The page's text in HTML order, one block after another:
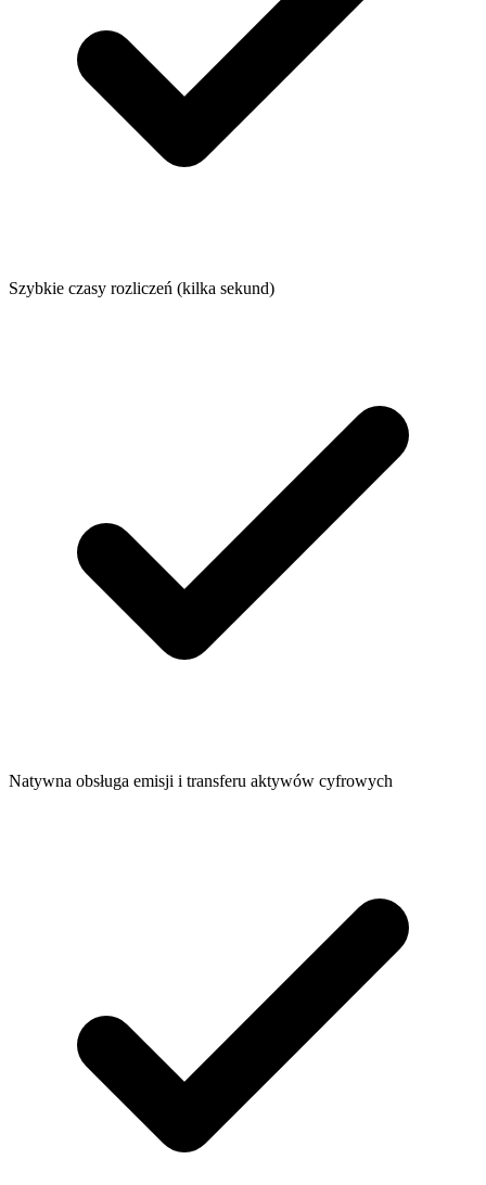
Szybkie czasy rozliczeń (kilka sekund)
Natywna obsługa emisji i transferu aktywów cyfrowych